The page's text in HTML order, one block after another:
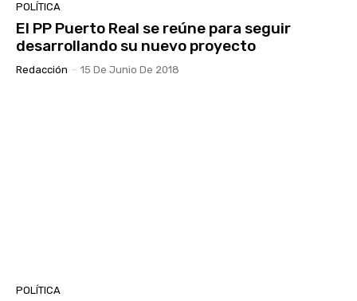
POLÍTICA
El PP Puerto Real se reúne para seguir
desarrollando su nuevo proyecto
Redacción - 15 De Junio De 2018
POLÍTICA